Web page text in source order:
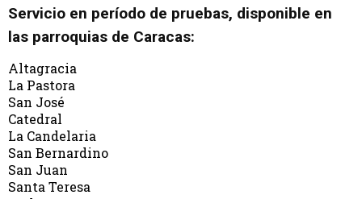
Servicio en período de pruebas, disponible en
las parroquias de Caracas:
Altagracia
La Pastora
San José
Catedral
La Candelaria
San Bernardino
San Juan
Santa Teresa